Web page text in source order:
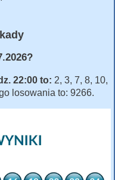
22:00 to: 2, 3, 7, 8, 10,
losowania to: 9266.